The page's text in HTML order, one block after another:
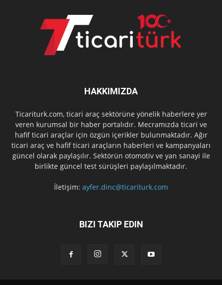
HAKKIMIZDA
Ticariturk.com, ticari araç sektörüne yönelik haberlere yer
veren kurumsal bir haber portalıdır. Mecramızda ticari ve
hafif ticari araçlar için özgün içerikler bulunmaktadır. Ağır
ticari araç ve hafif ticari araçların haberleri ve kampanyaları
güncel olarak paylaşılır. Sektörün otomotiv ve yan sanayi ile
birlikte güncel test sürüşleri paylaşılmaktadır.
İletişim: ayfer.dinc@ticariturk.com
BIZI TAKIP EDIN